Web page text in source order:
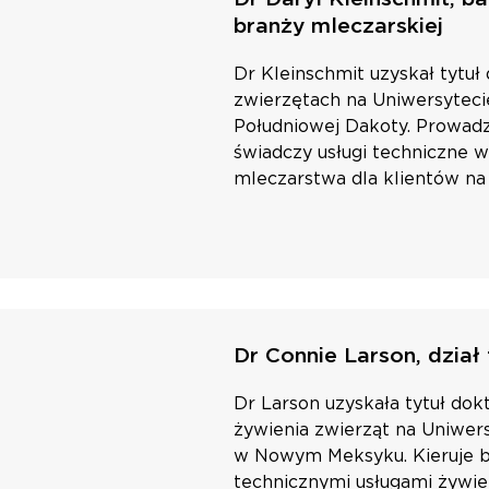
branży mleczarskiej
Dr Kleinschmit uzyskał
zwierzętach na
Południowej Dakoty.
świadczy usługi techniczne
mleczarstwa dla klientów na
Dr Connie Larson,
Dr Larson uzyskała tytuł
żywienia zwierząt na
w Nowym Meksyku. Kieruje
technicznymi usługami